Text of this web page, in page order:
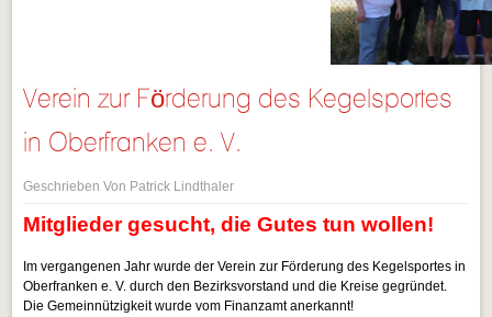
Verein zur Förderung des Kegelsportes
in Oberfranken e. V.
Geschrieben Von Patrick Lindthaler
Mitglieder gesucht, die Gutes tun wollen!
Im vergangenen Jahr wurde der Verein zur Förderung des Kegelsportes in
Oberfranken e. V. durch den Bezirksvorstand und die Kreise gegründet.
Die Gemeinnützigkeit wurde vom Finanzamt anerkannt!